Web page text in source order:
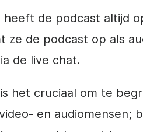
heeft de podcast altijd
ze de podcast op als
de live chat.
het cruciaal om te
en audiomensen;